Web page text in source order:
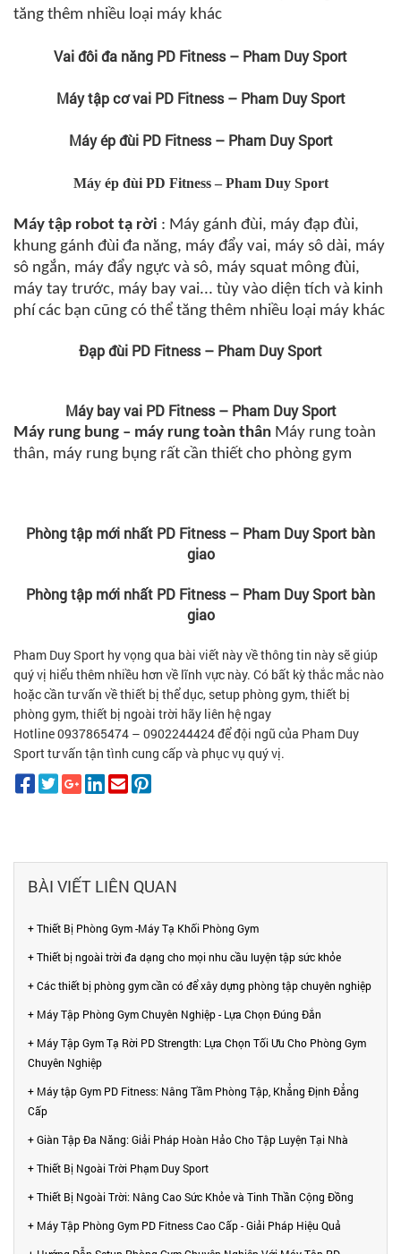
tăng thêm nhiều loại máy khác
Vai đôi đa năng PD Fitness – Pham Duy Sport
Máy tập cơ vai PD Fitness – Pham Duy Sport
Máy ép đùi PD Fitness – Pham Duy Sport
Máy ép đùi PD Fitness – Pham Duy Sport
Máy tập robot tạ rời : Máy gánh đùi, máy đạp đùi,
khung gánh đùi đa năng, máy đẩy vai, máy sô dài, máy
sô ngắn, máy đẩy ngực và sô, máy squat mông đùi,
máy tay trước, máy bay vai... tùy vào diện tích và kinh
phí các bạn cũng có thể tăng thêm nhiều loại máy khác
Đạp đùi PD Fitness – Pham Duy Sport
Máy bay vai PD Fitness – Pham Duy Sport
Máy rung bung – máy rung toàn thân Máy rung toàn
thân, máy rung bụng rất cần thiết cho phòng gym
Phòng tập mới nhất PD Fitness – Pham Duy Sport bàn
giao
Phòng tập mới nhất PD Fitness – Pham Duy Sport bàn
giao
Pham Duy Sport hy vọng qua bài viết này về thông tin này sẽ giúp
quý vị hiểu thêm nhiều hơn về lĩnh vực này. Có bất kỳ thắc mắc nào
hoặc cần tư vấn về thiết bị thể dục, setup phòng gym, thiết bị
phòng gym, thiết bị ngoài trời hãy liên hệ ngay
Hotline 0937865474 – 0902244424 để đội ngũ của Pham Duy
Sport tư vấn tận tình cung cấp và phục vụ quý vị.
BÀI VIẾT LIÊN QUAN
+ Thiết Bị Phòng Gym -Máy Tạ Khối Phòng Gym
+ Thiết bị ngoài trời đa dạng cho mọi nhu cầu luyện tập sức khỏe
+ Các thiết bị phòng gym cần có để xây dựng phòng tập chuyên nghiệp
+ Máy Tập Phòng Gym Chuyên Nghiệp - Lựa Chọn Đúng Đắn
+ Máy Tập Gym Tạ Rời PD Strength: Lựa Chọn Tối Ưu Cho Phòng Gym
Chuyên Nghiệp
+ Máy tập Gym PD Fitness: Nâng Tầm Phòng Tập, Khẳng Định Đẳng
Cấp
+ Giàn Tập Đa Năng: Giải Pháp Hoàn Hảo Cho Tập Luyện Tại Nhà
+ Thiết Bị Ngoài Trời Phạm Duy Sport
+ Thiết Bị Ngoài Trời: Nâng Cao Sức Khỏe và Tinh Thần Cộng Đồng
+ Máy Tập Phòng Gym PD Fitness Cao Cấp - Giải Pháp Hiệu Quả